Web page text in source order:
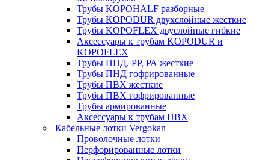
Трубы KOPOHALF разборные
Трубы KOPODUR двухслойные жесткие
Трубы KOPOFLEX двуслойные гибкие
Аксессуары к трубам KOPODUR и
KOPOFLEX
Трубы ПНД, РР, РА жесткие
Трубы ПНД гофрированные
Трубы ПВХ жесткие
Трубы ПВХ гофрированные
Трубы армированные
Аксессуары к трубам ПВХ
Кабельные лотки Vergokan
Проволочные лотки
Перфорированные лотки